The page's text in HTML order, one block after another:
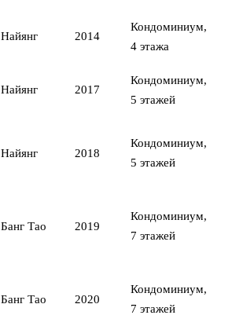
Найянг 2014
Кондоминиум,
4 этажа
Найянг 2017
Кондоминиум,
5 этажей
Найянг 2018
Кондоминиум,
5 этажей
Банг Тао 2019
Кондоминиум,
7 этажей
Банг Тао 2020
Кондоминиум,
7 этажей